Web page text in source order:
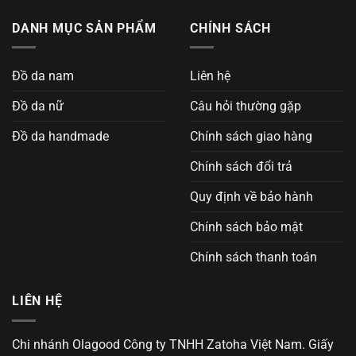
DANH MỤC SẢN PHẨM
Đồ da nam
Đồ da nữ
Đồ da handmade
CHÍNH SÁCH
Liên hệ
Câu hỏi thường gặp
Chính sách giao hàng
Chính sách đổi trả
Quy định về bảo hành
Chính sách bảo mật
Chính sách thanh toán
LIÊN HỆ
Chi nhánh Olagood Công ty TNHH Zatoha Việt Nam. Giấy